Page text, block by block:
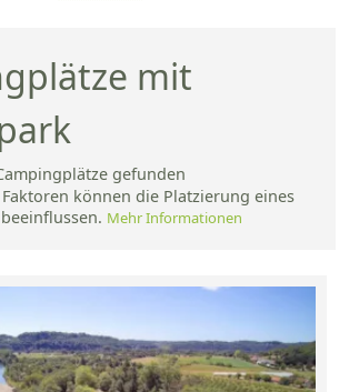
mit
gefunden
können die Platzierung eines
Mehr Informationen